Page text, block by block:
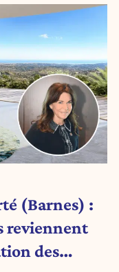
(Barnes) :
reviennent
des